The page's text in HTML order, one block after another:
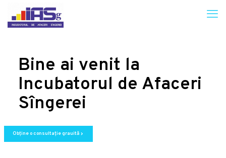
Bine ai venit la
Incubatorul de Afaceri
Sîngerei
Obține o consultație grauită chevron_right